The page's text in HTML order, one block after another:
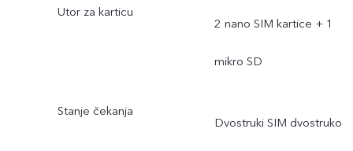
Utor za karticu
2 nano SIM kartice + 1
mikro SD
Stanje čekanja
Dvostruki SIM dvostruko